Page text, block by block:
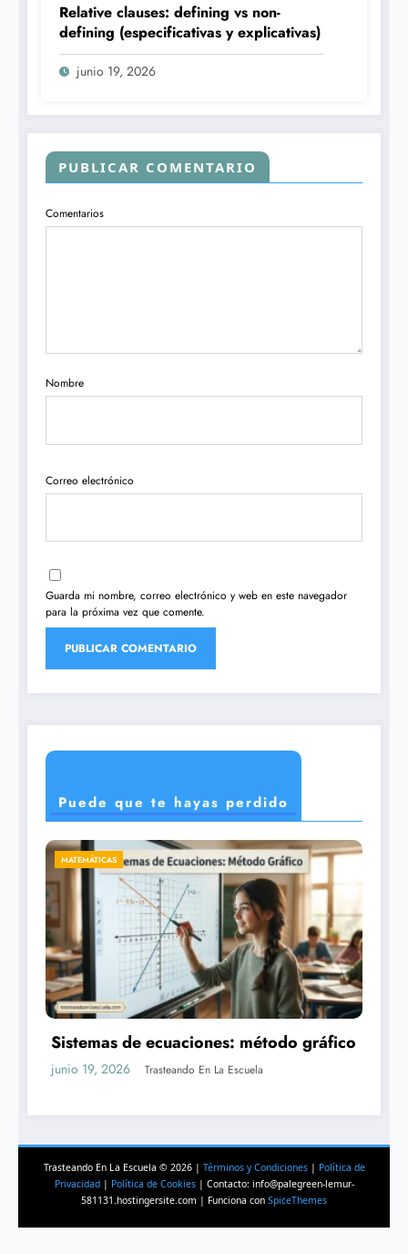
Relative clauses: defining vs non-
defining (especificativas y explicativas)
junio 19, 2026
PUBLICAR COMENTARIO
Comentarios
Nombre
Correo electrónico
Guarda mi nombre, correo electrónico y web en este navegador
para la próxima vez que comente.
Puede que te hayas perdido
CIENCIAS
Los exoplanetas: planetas fuera del
sistema solar
Trasteando En La Escuela © 2026 | Términos y Condiciones|Política de
Privacidad|Política de Cookies| Contacto: info@palegreen-lemur-